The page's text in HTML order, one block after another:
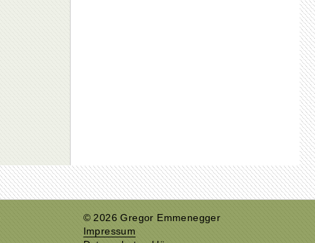
© 2026 Gregor Emmenegger
Impressum